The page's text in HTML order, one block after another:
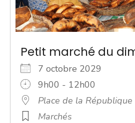
Petit marché du
7 octobre 2029
9h00 - 12h00
Place de la République
Marchés